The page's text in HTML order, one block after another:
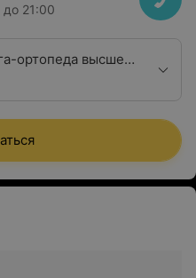
до 21:00
ортопеда высшей